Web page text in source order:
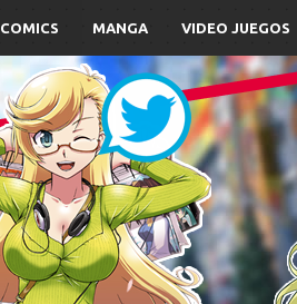
COMICS MANGA VIDEO JUEGOS